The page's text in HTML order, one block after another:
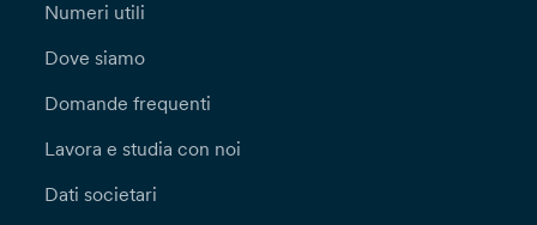
Numeri utili
Dove siamo
Domande frequenti
Lavora e studia con noi
Dati societari